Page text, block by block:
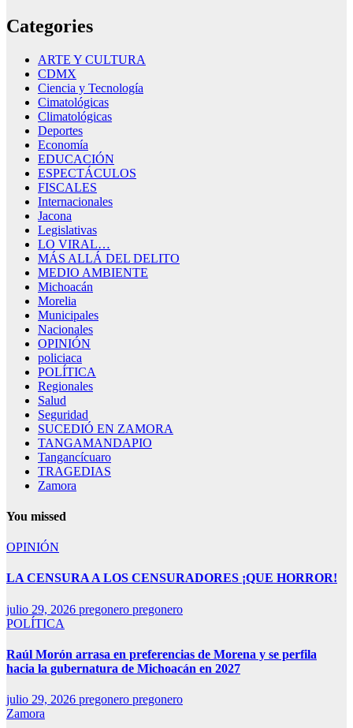
Categories
ARTE Y CULTURA
CDMX
Ciencia y Tecnología
Cimatológicas
Climatológicas
Deportes
Economía
EDUCACIÓN
ESPECTÁCULOS
FISCALES
Internacionales
Jacona
Legislativas
LO VIRAL…
MÁS ALLÁ DEL DELITO
MEDIO AMBIENTE
Michoacán
Morelia
Municipales
Nacionales
OPINIÓN
policiaca
POLÍTICA
Regionales
Salud
Seguridad
SUCEDIÓ EN ZAMORA
TANGAMANDAPIO
Tangancícuaro
TRAGEDIAS
Zamora
You missed
OPINIÓN
LA CENSURA A LOS CENSURADORES ¡QUE HORROR!
julio 29, 2026 pregonero pregonero
POLÍTICA
Raúl Morón arrasa en preferencias de Morena y se perfila
hacia la gubernatura de Michoacán en 2027
julio 29, 2026 pregonero pregonero
Zamora